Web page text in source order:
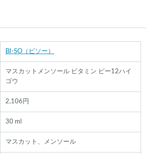
BI-SO（ビソー）
マスカットメンソール ビタミン ビー12ハイ
ゴウ
2,106円
30 ml
マスカット、メンソール